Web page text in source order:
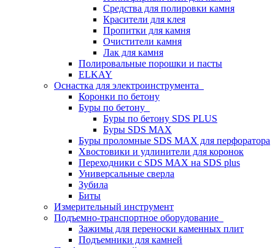
Средства для полировки камня
Красители для клея
Пропитки для камня
Очистители камня
Лак для камня
Полировальные порошки и пасты
ELKAY
Оснастка для электроинструмента
Коронки по бетону
Буры по бетону
Буры по бетону SDS PLUS
Буры SDS MAX
Буры проломные SDS MAX для перфоратора
Хвостовики и удлинители для коронок
Переходники с SDS MAX на SDS plus
Универсальные сверла
Зубила
Биты
Измерительный инструмент
Подъемно-транспортное оборудование
Зажимы для переноски каменных плит
Подъемники для камней